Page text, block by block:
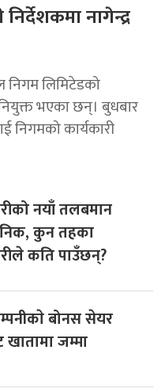
नागेन्द्र
निगम लिमिटेडको
नियुक्त भएका छन्। बुधबार
निगमको कार्यकारी
नयाँ तलबमान
कुन तहका
कति पाउँछन्?
बोनस सेयर
खातामा जम्मा